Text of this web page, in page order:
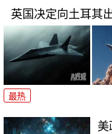
英国决定向土耳其
最热
美